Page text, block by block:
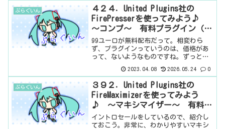
ゃんと入っていた。そして、プレゼ...
ぷらぐいん
４２４．United Plugins社の
FirePresserを使ってみよう♪
～コンプ～ 有料プラグイン（無
料版あり）
99ユーロが無料配布だって。相変わら
ず、プラグインっていうのは、価格があ
って、ないようなものですね。ずっと待
る可能性があるわけですが、必ず無料で
もらえるというわけではないので、結
局、ほしいものは購入するし...
2023.04.08 2026.05.24 0
ぷらぐいん
３９２．United Plugins社の
FireMaximizerを使ってみよう
♪ ～マキシマイザー～ 有料プ
ラグイン
イントロセールをしているので、紹介し
ておこう。非常に、わかりやすいマキシ